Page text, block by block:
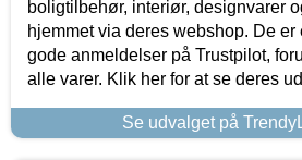
boligtilbehør, interiør, designvarer
hjemmet via deres webshop. De
gode anmeldelser på Trustpilot,
alle varer. Klik her for at se deres
Se udvalget på